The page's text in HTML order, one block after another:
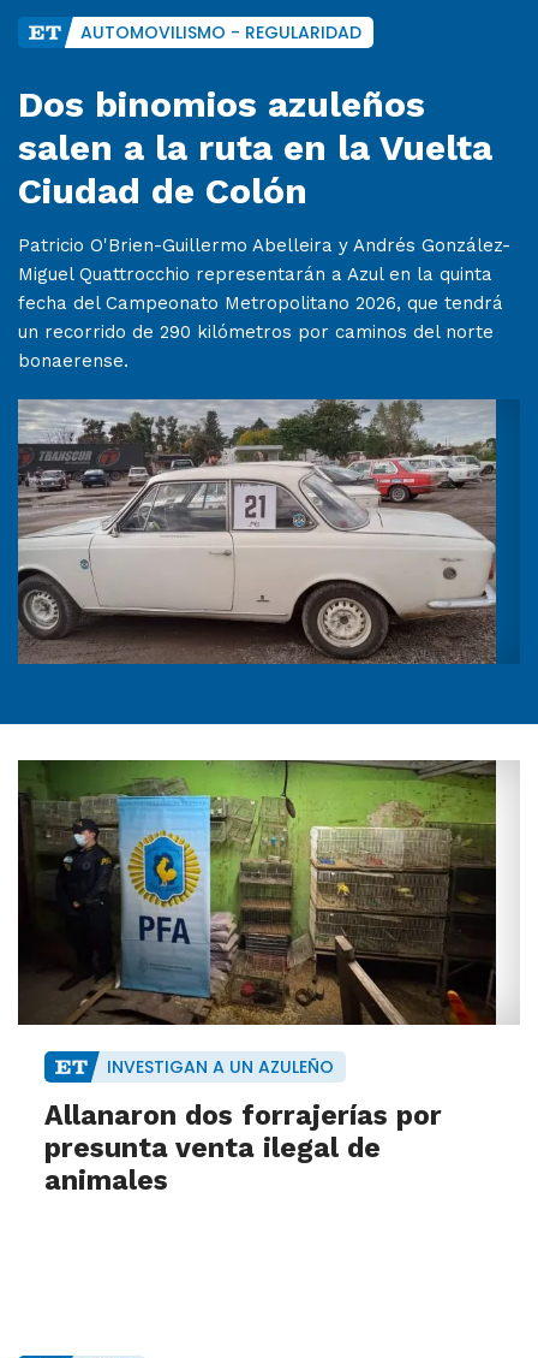
AUTOMOVILISMO - REGULARIDAD
Dos binomios azuleños
salen a la ruta en la Vuelta
Ciudad de Colón
Patricio O'Brien-Guillermo Abelleira y Andrés González-
Miguel Quattrocchio representarán a Azul en la quinta
fecha del Campeonato Metropolitano 2026, que tendrá
un recorrido de 290 kilómetros por caminos del norte
bonaerense.
INVESTIGAN A UN AZULEÑO
Allanaron dos forrajerías por
presunta venta ilegal de
animales